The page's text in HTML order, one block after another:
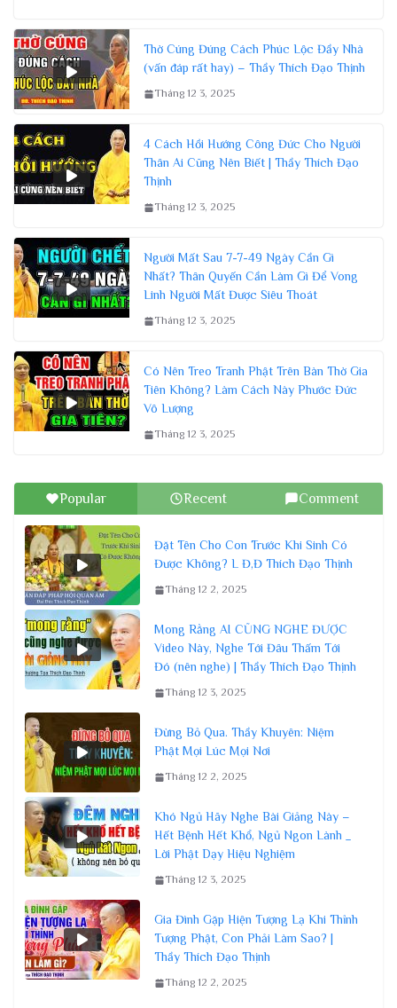
Thờ Cúng Đúng Cách Phúc Lộc Đầy Nhà
(vấn đáp rất hay) – Thầy Thích Đạo Thịnh
Tháng 12 3, 2025
4 Cách Hồi Hướng Công Đức Cho Người
Thân Ai Cũng Nên Biết | Thầy Thích Đạo
Thịnh
Tháng 12 3, 2025
Người Mất Sau 7-7-49 Ngày Cần Gì
Nhất? Thân Quyến Cần Làm Gì Để Vong
Linh Người Mất Được Siêu Thoát
Tháng 12 3, 2025
Có Nên Treo Tranh Phật Trên Bàn Thờ Gia
Tiên Không? Làm Cách Này Phước Đức
Vô Lượng
Tháng 12 3, 2025
Popular Recent Comment
Đặt Tên Cho Con Trước Khi Sinh Có
Được Không? L Đ,Đ Thích Đạo Thịnh
Tháng 12 2, 2025
Mong Rằng AI CŨNG NGHE ĐƯỢC
Video Này, Nghe Tới Đâu Thấm Tới
Đó (nên nghe) | Thầy Thích Đạo Thịnh
Tháng 12 3, 2025
Đừng Bỏ Qua. Thầy Khuyên: Niệm
Phật Mọi Lúc Mọi Nơi
Tháng 12 2, 2025
Khó Ngủ Hãy Nghe Bài Giảng Này –
Hết Bệnh Hết Khổ, Ngủ Ngon Lành _
Lời Phật Dạy Hiệu Nghiệm
Tháng 12 3, 2025
Gia Đình Gặp Hiện Tượng Lạ Khi Thỉnh
Tượng Phật, Con Phải Làm Sao? |
Thầy Thích Đạo Thịnh
Tháng 12 2, 2025